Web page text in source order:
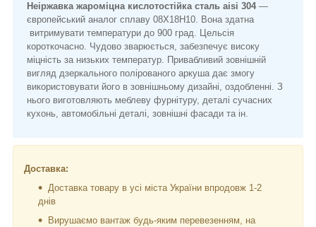
Неіржавка жароміцна кислотостійка сталь aisi 304—
європейський аналог сплаву 08Х18Н10. Вона здатна
витримувати температури до 900 град. Цельсія
короткочасно. Чудово зварюється, забезпечує високу
міцність за низьких температур. Привабливий зовнішній
вигляд дзеркального полірованого аркуша дає змогу
використовувати його в зовнішньому дизайні, оздобленні. З
нього виготовляють меблеву фурнітуру, деталі сучасних
кухонь, автомобільні деталі, зовнішні фасади та ін.
Доставка:
Доставка товару в усі міста України впродовж 1-2
днів
Вирушаємо вантаж будь-яким перевезенням, на